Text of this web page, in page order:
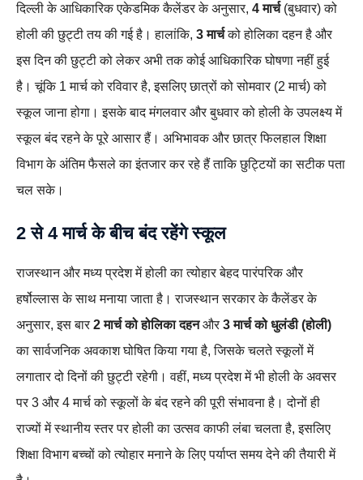
दिल्ली के आधिकारिक एकेडमिक कैलेंडर के अनुसार, 4 मार्च(बुधवार) को
होली की छुट्टी तय की गई है। हालांकि, 3 मार्चको होलिका दहन है और
इस दिन की छुट्टी को लेकर अभी तक कोई आधिकारिक घोषणा नहीं हुई
है। चूंकि 1 मार्च को रविवार है, इसलिए छात्रों को सोमवार (2 मार्च) को
स्कूल जाना होगा। इसके बाद मंगलवार और बुधवार को होली के उपलक्ष्य में
स्कूल बंद रहने के पूरे आसार हैं। अभिभावक और छात्र फिलहाल शिक्षा
विभाग के अंतिम फैसले का इंतजार कर रहे हैं ताकि छुट्टियों का सटीक पता
चल सके।
2 से 4 मार्च के बीच बंद रहेंगे स्कूल
राजस्थान और मध्य प्रदेश में होली का त्योहार बेहद पारंपरिक और
हर्षोल्लास के साथ मनाया जाता है। राजस्थान सरकार के कैलेंडर के
अनुसार, इस बार 2 मार्च को होलिका दहनऔर 3 मार्च को धुलंडी (होली)
का सार्वजनिक अवकाश घोषित किया गया है, जिसके चलते स्कूलों में
लगातार दो दिनों की छुट्टी रहेगी। वहीं, मध्य प्रदेश में भी होली के अवसर
पर 3 और 4 मार्च को स्कूलों के बंद रहने की पूरी संभावना है। दोनों ही
राज्यों में स्थानीय स्तर पर होली का उत्सव काफी लंबा चलता है, इसलिए
शिक्षा विभाग बच्चों को त्योहार मनाने के लिए पर्याप्त समय देने की तैयारी में